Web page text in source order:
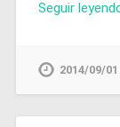
Seguir
2014/09/01